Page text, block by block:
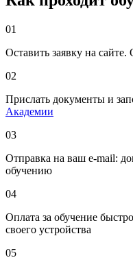
01
Оставить заявку на
02
Прислать документы и
Академии
03
Отправка на ваш e-mail:
обучению
04
Оплата за обучение
своего устройства
05